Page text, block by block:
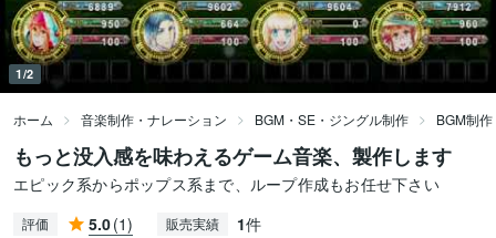
1/2
ホーム 音楽制作・ナレーション BGM・SE・ジングル制作 BGM制作
もっと没入感を味わえるゲーム音楽、製作します
エピック系からポップス系まで、ループ作成もお任せ下さい
評価 5.0(1) 販売実績 1件